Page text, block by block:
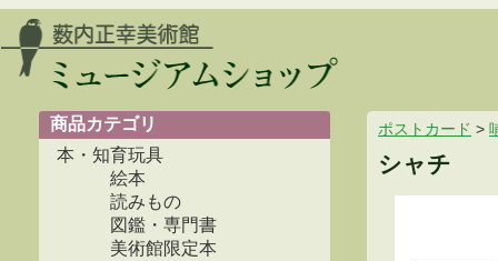
商品カテゴリ
本・知育玩具
絵本
読みもの
図鑑・専門書
美術館限定本
ポストカード >
シャチ